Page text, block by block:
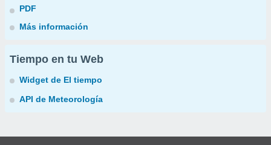
PDF
Más información
Tiempo en tu Web
Widget de El tiempo
API de Meteorología